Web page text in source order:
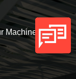
Machine A